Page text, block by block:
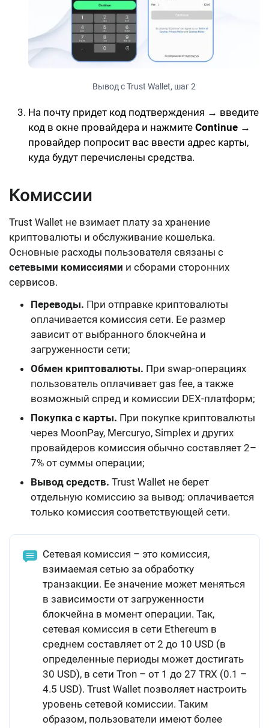
Вывод с Trust Wallet, шаг 2
На почту придет код подтверждения → введите
код в окне провайдера и нажмите Continue →
провайдер попросит вас ввести адрес карты,
куда будут перечислены средства.
Комиссии
Trust Wallet не взимает плату за хранение
криптовалюты и обслуживание кошелька.
Основные расходы пользователя связаны с
сетевыми комиссиями и сборами сторонних
сервисов.
Переводы. При отправке криптовалюты
оплачивается комиссия сети. Ее размер
зависит от выбранного блокчейна и
загруженности сети;
Обмен криптовалюты. При swap-операциях
пользователь оплачивает gas fee, а также
возможный спред и комиссии DEX-платформ;
Покупка с карты. При покупке криптовалюты
через MoonPay, Mercuryo, Simplex и других
провайдеров комиссия обычно составляет 2–
7% от суммы операции;
Вывод средств. Trust Wallet не берет
отдельную комиссию за вывод: оплачивается
только комиссия соответствующей сети.
Сетевая комиссия – это комиссия,
взимаемая сетью за обработку
транзакции. Ее значение может меняться
в зависимости от загруженности
блокчейна в момент операции. Так,
сетевая комиссия в сети Ethereum в
среднем составляет от 2 до 10 USD (в
определенные периоды может достигать
30 USD), в сети Tron – от 1 до 27 TRX (0.1 –
4.5 USD). Trust Wallet позволяет настроить
уровень сетевой комиссии. Таким
образом, пользователи имеют более